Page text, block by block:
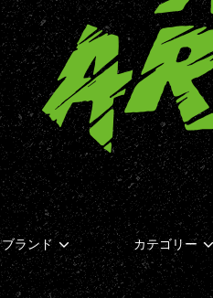
ブランド カテゴリー